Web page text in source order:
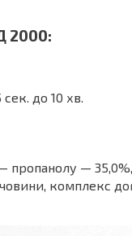
2000:
до 10 хв.
пропанолу —
комплекс